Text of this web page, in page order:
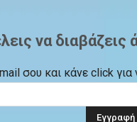
να
σου και κάνε click